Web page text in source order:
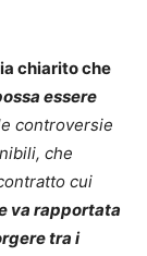
chiarito che
essere
controversie
che
cui
va rapportata
tra i